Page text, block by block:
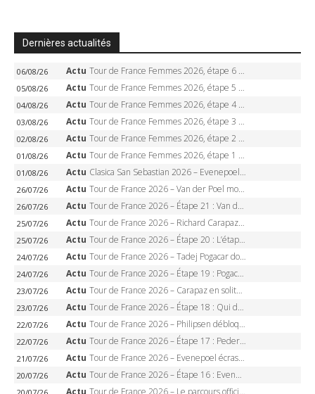
Dernières actualités
06/08/26 Actu Tour de France Femmes 2026, étape 6 – Kim Le Court-Pienaar gagne à Tournon, Reusser en jaune
05/08/26 Actu Tour de France Femmes 2026, étape 5 – Demi Vollering gagne à Belleville, Reusser en jaune, Ferrand-Prévot coule
04/08/26 Actu Tour de France Femmes 2026, étape 4 – Marlen Reusser écrase le chrono, Ferrand-Prévot en crise
03/08/26 Actu Tour de France Femmes 2026, étape 3 – Sigrid Haugset en solitaire, 88 km d’échappée, maillot jaune
02/08/26 Actu Tour de France Femmes 2026, étape 2 – Lorena Wiebes doublé à Genève, Markus héroïque, 7e record
01/08/26 Actu Tour de France Femmes 2026, étape 1 – Lorena Wiebes intouchable à Lausanne, premier maillot jaune
01/08/26 Actu Clasica San Sebastian 2026 – Evenepoel recordman, 4e victoire, Carapaz battu au sprint
26/07/26 Actu Tour de France 2026 – Van der Poel monumental à Paris, Pogacar égale le record des cinq sacres
26/07/26 Actu Tour de France 2026 – Étape 21 : Van der Poel, Pogacar, qui succédera à Wout van Aert sur les Champs-Elysées ?
25/07/26 Actu Tour de France 2026 – Richard Carapaz roi des Alpes, doublé et maillot à pois, Seixas perd le podium
25/07/26 Actu Tour de France 2026 – Étape 20 : L’étape reine, Galibier, Sarenne, Alpe d’Huez, qui succédera à Pogacar ?
24/07/26 Actu Tour de France 2026 – Tadej Pogacar dompte l’Alpe d’Huez, 5e victoire, record de Pantani pulvérisé
24/07/26 Actu Tour de France 2026 – Étape 19 : Pogacar peut-il enfin dompter l’Alpe d’Huez ?
23/07/26 Actu Tour de France 2026 – Carapaz en solitaire à Orcières-Merlette, Paret-Peintre à un point du maillot à pois
23/07/26 Actu Tour de France 2026 – Étape 18 : Qui domptera Orcières-Merlette, première marche vers l’Alpe d’Huez ?
22/07/26 Actu Tour de France 2026 – Philipsen débloque son compteur à Voiron, Pedersen en danger pour le maillot vert
22/07/26 Actu Tour de France 2026 – Étape 17 : Pedersen peut-il verrouiller le maillot vert à Voiron ?
21/07/26 Actu Tour de France 2026 – Evenepoel écrase le chrono d’Évian, Seixas 4e, Lipowitz abandonne
20/07/26 Actu Tour de France 2026 – Étape 16 : Evenepoel, Pogacar, Ganna… qui domptera le chrono d’Évian pour redessiner le podium ?
Actu Tour de France 2026 – Le parcours officiel complet : 21 étapes, profils, carte et dates